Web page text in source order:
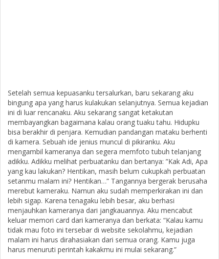
Setelah semua kepuasanku tersalurkan, baru sekarang aku
bingung apa yang harus kulakukan selanjutnya. Semua kejadian
ini di luar rencanaku. Aku sekarang sangat ketakutan
membayangkan bagaimana kalau orang tuaku tahu. Hidupku
bisa berakhir di penjara. Kemudian pandangan mataku berhenti
di kamera. Sebuah ide jenius muncul di pikiranku. Aku
mengambil kameranya dan segera memfoto tubuh telanjang
adikku. Adikku melihat perbuatanku dan bertanya: ”Kak Adi, Apa
yang kau lakukan? Hentikan, masih belum cukupkah perbuatan
setanmu malam ini? Hentikan…” Tangannya bergerak berusaha
merebut kameraku. Namun aku sudah memperkirakan ini dan
lebih sigap. Karena tenagaku lebih besar, aku berhasi
menjauhkan kameranya dari jangkauannya. Aku mencabut
keluar memori card dari kameranya dan berkata: “Kalau kamu
tidak mau foto ini tersebar di website sekolahmu, kejadian
malam ini harus dirahasiakan dari semua orang. Kamu juga
harus menuruti perintah kakakmu ini mulai sekarang.”